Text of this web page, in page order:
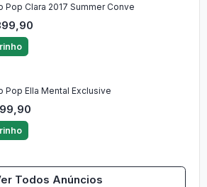
Pop Clara 2017 Summer Conve
Pop Ella Mental Exclusive
Todos Anúncios